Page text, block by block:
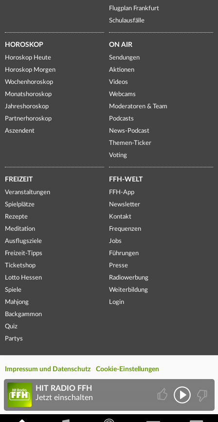
Flugplan Frankfurt
Schulausfälle
HOROSKOP
Horoskop Heute
Horoskop Morgen
Wochenhoroskop
Monatshoroskop
Jahreshoroskop
Partnerhoroskop
Aszendent
ON AIR
Sendungen
Aktionen
Videos
Webcams
Moderatoren & Team
Podcasts
News-Podcast
Themen-Ticker
Voting
FREIZEIT
Veranstaltungen
Spielplätze
Rezepte
Meditation
Ausflugsziele
Freizeit-Tipps
Ticketshop
Lotto Hessen
Spiele
Mahjong
Backgammon
Quiz
Partys
FFH-WELT
FFH-App
Newsletter
Kontakt
Frequenzen
Jobs
Führungen
Presse
Radiowerbung
Weiterbildung
Login
Impressum und Datenschutz Cookie-Einstellungen
HIT RADIO FFH
Jetzt einschalten